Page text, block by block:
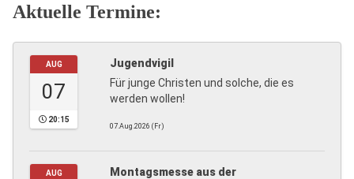
Aktuelle Termine:
AUG
07
20:15
Jugendvigil
Für junge Christen und solche, die es
werden wollen!
07.Aug.2026 (Fr)
AUG
Montagsmesse aus der